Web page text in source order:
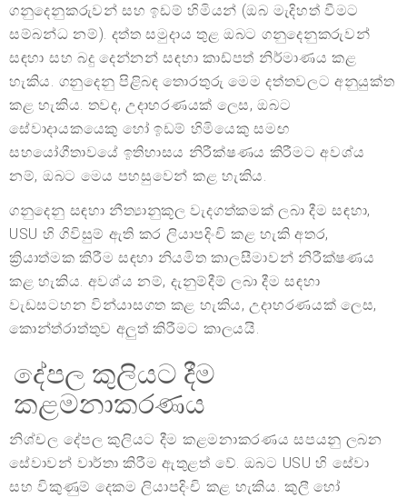
ගනුදෙනුකරුවන් සහ ඉඩම් හිමියන් (ඔබ මැදිහත් වීමට
සම්බන්ධ නම්). දත්ත සමුදාය තුළ ඔබට ගනුදෙනුකරුවන්
සඳහා සහ බදු දෙන්නන් සඳහා කාඩ්පත් නිර්මාණය කළ
හැකිය. ගනුදෙනු පිළිබඳ තොරතුරු මෙම දත්තවලට අනුයුක්ත
කළ හැකිය. තවද, උදාහරණයක් ලෙස, ඔබට
සේවාදායකයෙකු හෝ ඉඩම් හිමියෙකු සමඟ
සහයෝගීතාවයේ ඉතිහාසය නිරීක්ෂණය කිරීමට අවශ්ය
නම්, ඔබට මෙය පහසුවෙන් කළ හැකිය.
ගනුදෙනු සඳහා නීත්‍යානුකූල වැදගත්කමක් ලබා දීම සඳහා,
USU හි ගිවිසුම් ඇති කර ලියාපදිංචි කළ හැකි අතර,
ක්‍රියාත්මක කිරීම සඳහා නියමිත කාලසීමාවන් නිරීක්ෂණය
කළ හැකිය. අවශ්ය නම්, දැනුම්දීම් ලබා දීම සඳහා
වැඩසටහන වින්යාසගත කළ හැකිය, උදාහරණයක් ලෙස,
කොන්ත්රාත්තුව අලුත් කිරීමට කාලයයි.
දේපල කුලියට දීම
කළමනාකරණය
නිශ්චල දේපල කුලියට දීම කළමනාකරණය සපයනු ලබන
සේවාවන් වාර්තා කිරීම ඇතුළත් වේ. ඔබට USU හි සේවා
සහ විකුණුම් දෙකම ලියාපදිංචි කළ හැකිය. කුලී හෝ